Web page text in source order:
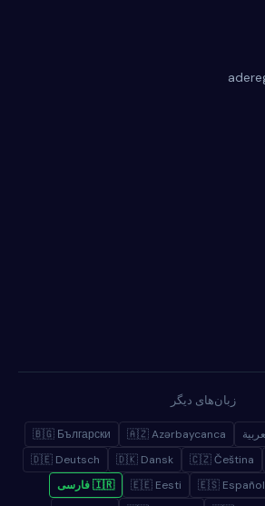
زبان‌های دیگر
🇦🇿 Azərbaycanca
🇧🇬 Български
🇨🇿 Čeština
🇩🇰 Dansk
🇩🇪 Deutsch
🇪🇸 Español
🇪🇪 Eesti
🇮🇷 فارسی